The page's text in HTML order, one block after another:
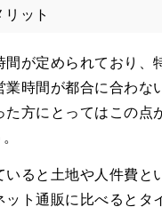
ット
間が定められており、
業時間が都合に合わな
た方にとってはこの点
いると土地や人件費と
ット通販に比べるとタ